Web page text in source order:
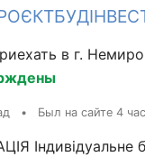
в г.
• Был на сайте 4
Індивідуальне